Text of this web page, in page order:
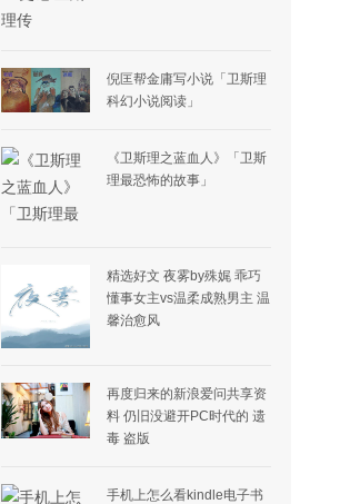
倪匡帮金庸写小说「卫斯理
科幻小说阅读」
《卫斯理之蓝血人》「卫斯
理最恐怖的故事」
精选好文 夜雾by殊娓 乖巧
懂事女主vs温柔成熟男主 温
馨治愈风
再度归来的新浪爱问共享资
料 仍旧没避开PC时代的 遗
毒 盗版
手机上怎么看kindle电子书